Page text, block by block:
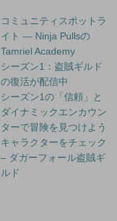
コミュニティスポットラ
イト — Ninja Pullsの
Tamriel Academy
シーズン1：盗賊ギルド
の復活が配信中
シーズン1の「信頼」と
ダイナミックエンカウン
ターで冒険を見つけよう
キャラクターをチェック
– ダガーフォール盗賊ギ
ルド